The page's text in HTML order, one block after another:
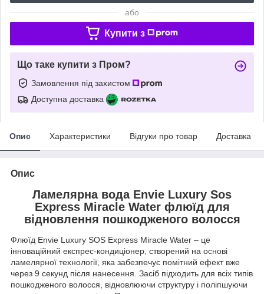
або
Купити з
Що таке купити з Пром?
Замовлення під захистом
Доступна доставка
Опис Характеристики Відгуки про товар Доставка
Опис
Ламелярна вода Envie Luxury Sos
Express Miracle Water флюїд для
відновлення пошкодженого волосся
Флюїд Envie Luxury SOS Express Miracle Water – це
інноваційний експрес-кондиціонер, створений на основі
ламелярної технології, яка забезпечує помітний ефект вже
через 9 секунд після нанесення. Засіб підходить для всіх типів
пошкодженого волосся, відновлюючи структуру і поліпшуючи